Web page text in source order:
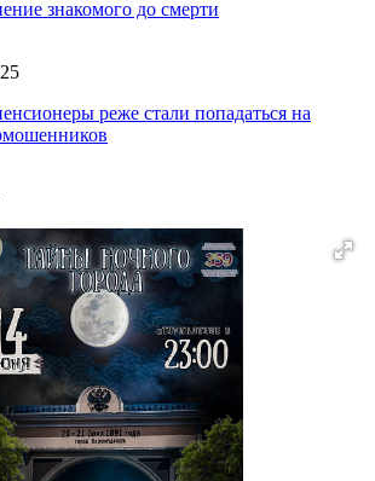
знакомого до смерти
реже стали попадаться на